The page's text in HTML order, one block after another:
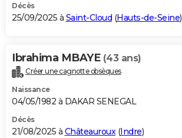
S'inscrire
Se connecter
Lycées
Collèges
Primaires
Universités
Entreprises
Service militaire
Avis de recherche
AVIS DE DÉCÈS
Bricolage
Lifestyle
Culture
Sport
Auto
Television
Voyage
Cinema
Décès
25/09/2025 à Saint-Cloud (Hauts-de-Seine)
Ibrahima MBAYE (43 ans)
Créer une cagnotte obsèques
Naissance
04/05/1982 à DAKAR SENEGAL
Décès
21/08/2025 à Châteauroux(Indre)